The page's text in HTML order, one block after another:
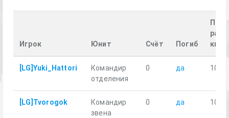
Игрок Юнит Счёт Погиб
км
[LG]Yuki_Hattori
Командир
отделения
0 да 10.01
[LG]Tvorogok
Командир
звена
0 да 10.09